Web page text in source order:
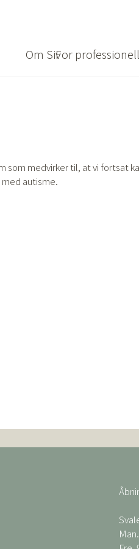
Om SivFor
som medvirker til, at vi fortsat
autisme.